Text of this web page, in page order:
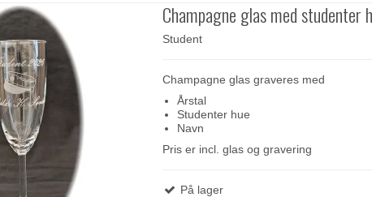
Champagne glas med studenter
Student
Champagne glas graveres med
Årstal
Studenter hue
Navn
Pris er incl. glas og gravering
På lager